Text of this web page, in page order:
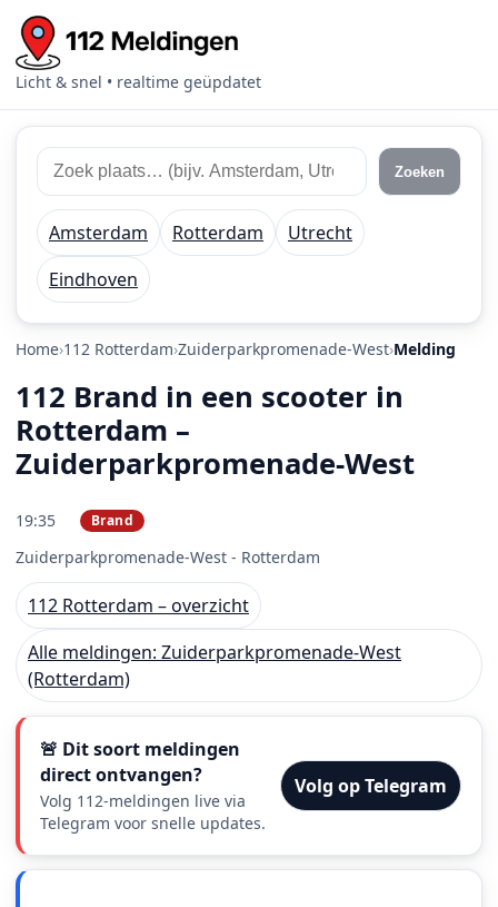
Licht & snel • realtime geüpdatet
Zoek 112 meldingen
Zoek plaats of regio Zoeken
Amsterdam Rotterdam
Utrecht
Eindhoven
Home 112 Rotterdam Zuiderparkpromenade-West Melding
112 Brand in een scooter in
Rotterdam –
Zuiderparkpromenade-West
19:35 Brand
Zuiderparkpromenade-West - Rotterdam
112 Rotterdam – overzicht
Alle meldingen: Zuiderparkpromenade-West
(Rotterdam)
🚨 Dit soort meldingen
direct ontvangen?
Volg 112-meldingen live via
Telegram voor snelle updates.
Volg op Telegram